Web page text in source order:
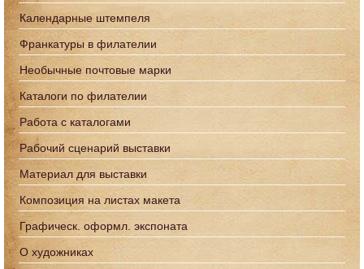
Календарные штемпеля
Франкатуры в филателии
Необычные почтовые марки
Каталоги по филателии
Работа с каталогами
Рабочий сценарий выставки
Материал для выставки
Композиция на листах макета
Графическ. оформл. экспоната
О художниках